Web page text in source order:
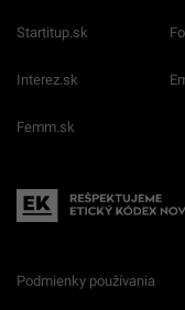
Startitup.sk
Interez.sk
Femm.sk
Podmienky používania